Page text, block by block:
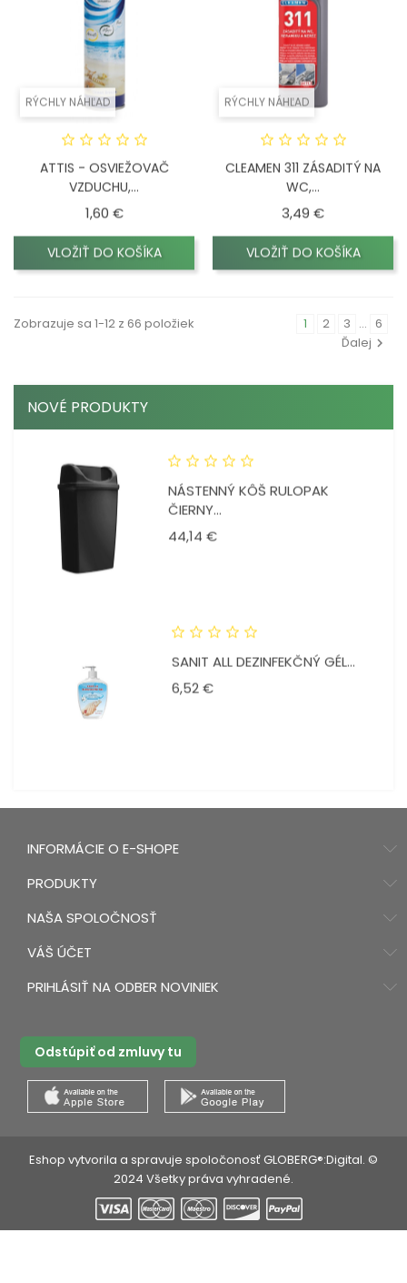
NOVÉ PRODUKTY
NÁSTENNÝ KÔŠ RULOPAK
ČIERNY...
44,14 €Cena
SANIT ALL DEZINFEKČNÝ GÉL...
6,52 €Cena
RÝCHLY NÁHĽAD
ATTIS - OSVIEŽOVAČ
VZDUCHU,...
1,60 €Cena
VLOŽIŤ DO KOŠÍKA
RÝCHLY NÁHĽAD
CLEAMEN 311 ZÁSADITÝ NA
WC,...
3,49 €Cena
VLOŽIŤ DO KOŠÍKA
Zobrazuje sa 1-12 z 66 položiek 1 2 3 … 6
Ďalej
INFORMÁCIE O E-SHOPE
PRODUKTY
NAŠA SPOLOČNOSŤ
VÁŠ ÚČET
PRIHLÁSIŤ NA ODBER NOVINIEK
Odstúpiť od zmluvy tu
Eshop vytvorila a spravuje spoločonosť GLOBERG®:Digital. ©
2024 Všetky práva vyhradené.